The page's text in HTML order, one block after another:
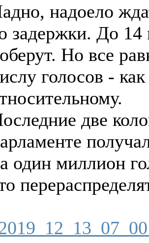
надоело
задержки. До 14
Но все
голосов -
две
один миллион